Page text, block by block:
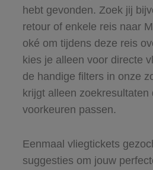
hebt gevonden. Zoek jij
retour of enkele reis naar
oké om tijdens deze reis
kies je alleen voor directe
de handige filters in onze
krijgt alleen zoekresultaten
voorkeuren passen.
Eenmaal vliegtickets
suggesties om jouw